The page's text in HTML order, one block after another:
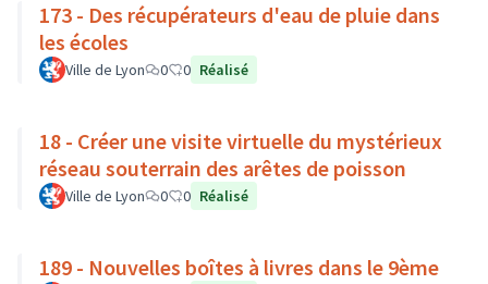
173 - Des récupérateurs d'eau de pluie dans
les écoles
Ville de Lyon 0 0 Réalisé
18 - Créer une visite virtuelle du mystérieux
réseau souterrain des arêtes de poisson
Ville de Lyon 0 0 Réalisé
189 - Nouvelles boîtes à livres dans le 9ème